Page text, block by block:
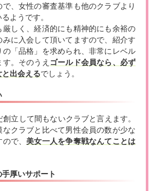
で、女性の審査基準も他のクラブより
ようです。
厳しく、経済的にも精神的にも余裕の
みに入会して頂いてますので、紹介す
の「品格」を求められ、非常にレベル
。そのうえ ゴールド会員なら、必ず
と出会えるでしょう。
立して間もないクラブと言えます。
なクラブと比べて男性会員の数が少な
ので、美女一人を争奪戦なんてことは
厚いサポート